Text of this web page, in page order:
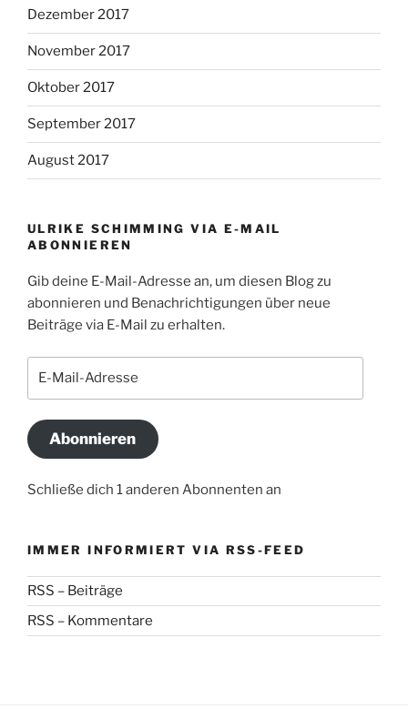
Dezember 2017
November 2017
Oktober 2017
September 2017
August 2017
ULRIKE SCHIMMING VIA E-MAIL
ABONNIEREN
Gib deine E-Mail-Adresse an, um diesen Blog zu
abonnieren und Benachrichtigungen über neue
Beiträge via E-Mail zu erhalten.
Abonnieren
Schließe dich 1 anderen Abonnenten an
IMMER INFORMIERT VIA RSS-FEED
RSS – Beiträge
RSS – Kommentare